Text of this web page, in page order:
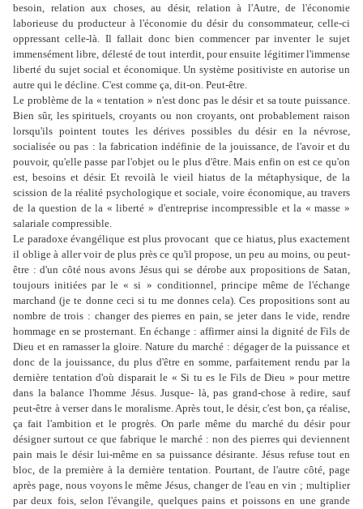
besoin, relation aux choses, au désir, relation à l'Autre, de l'économie
laborieuse du producteur à l'économie du désir du consommateur, celle-ci
oppressant celle-là. Il fallait donc bien commencer par inventer le sujet
immensément libre, délesté de tout interdit, pour ensuite légitimer l'immense
liberté du sujet social et économique. Un système positiviste en autorise un
autre qui le décline. C'est comme ça, dit-on. Peut-être.
Le problème de la « tentation » n'est donc pas le désir et sa toute puissance.
Bien sûr, les spirituels, croyants ou non croyants, ont probablement raison
lorsqu'ils pointent toutes les dérives possibles du désir en la névrose,
socialisée ou pas : la fabrication indéfinie de la jouissance, de l'avoir et du
pouvoir, qu'elle passe par l'objet ou le plus d'être. Mais enfin on est ce qu'on
est, besoins et désir. Et revoilà le vieil hiatus de la métaphysique, de la
scission de la réalité psychologique et sociale, voire économique, au travers
de la question de la « liberté » d'entreprise incompressible et la « masse »
salariale compressible.
Le paradoxe évangélique est plus provocant que ce hiatus, plus exactement
il oblige à aller voir de plus près ce qu'il propose, un peu au moins, ou peut-
être : d'un côté nous avons Jésus qui se dérobe aux propositions de Satan,
toujours initiées par le « si » conditionnel, principe même de l'échange
marchand (je te donne ceci si tu me donnes cela). Ces propositions sont au
nombre de trois : changer des pierres en pain, se jeter dans le vide, rendre
hommage en se prosternant. En échange : affirmer ainsi la dignité de Fils de
Dieu et en ramasser la gloire. Nature du marché : dégager de la puissance et
donc de la jouissance, du plus d'être en somme, parfaitement rendu par la
dernière tentation d'où disparait le « Si tu es le Fils de Dieu » pour mettre
dans la balance l'homme Jésus. Jusque- là, pas grand-chose à redire, sauf
peut-être à verser dans le moralisme. Après tout, le désir, c'est bon, ça réalise,
ça fait l'ambition et le progrès. On parle même du marché du désir pour
désigner surtout ce que fabrique le marché : non des pierres qui deviennent
pain mais le désir lui-même en sa puissance désirante. Jésus refuse tout en
bloc, de la première à la dernière tentation. Pourtant, de l'autre côté, page
après page, nous voyons le même Jésus, changer de l'eau en vin ; multiplier
par deux fois, selon l'évangile, quelques pains et poissons en une grande